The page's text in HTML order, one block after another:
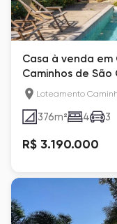
Casa à venda
Caminhos de São
quartos, com 376
Loteamento
376m² 4 3
R$ 3.190.000